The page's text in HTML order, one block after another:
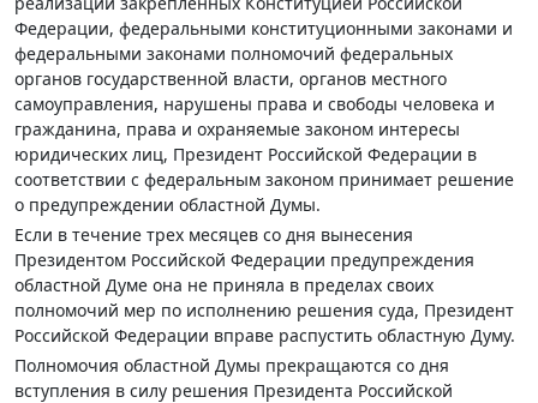
Федерации, федеральными конституционными законами и
федеральными законами полномочий федеральных
органов государственной власти, органов местного
самоуправления, нарушены права и свободы человека и
гражданина, права и охраняемые законом интересы
юридических лиц, Президент Российской Федерации в
соответствии с федеральным законом принимает решение
о предупреждении областной Думы.
Если в течение трех месяцев со дня вынесения
Президентом Российской Федерации предупреждения
областной Думе она не приняла в пределах своих
полномочий мер по исполнению решения суда, Президент
Российской Федерации вправе распустить областную Думу.
Полномочия областной Думы прекращаются со дня
вступления в силу решения Президента Российской